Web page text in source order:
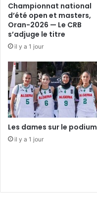
Championnat national
d’été open et masters,
Oran-2026 — Le CRB
s’adjuge le titre
il y a 1 jour
Les dames sur le podium
il y a 1 jour